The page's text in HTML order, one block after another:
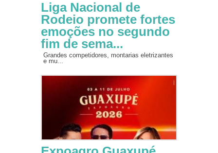
Liga Nacional de
Rodeio promete fortes
emoções no segundo
fim de sema...
Grandes competidores, montarias eletrizantes
e mu...